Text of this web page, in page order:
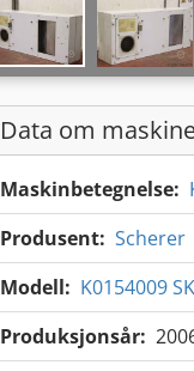
Data om
Maskinbetegnelse:
Produsent: Scherer
Modell: K0154009
Produksjonsår: